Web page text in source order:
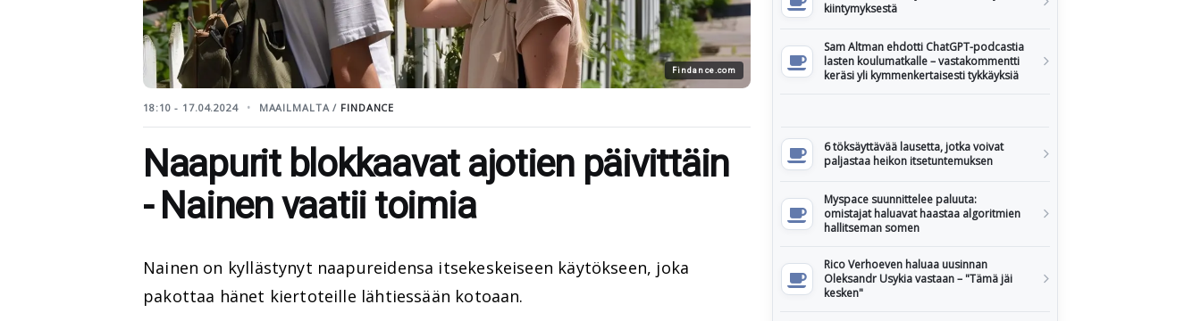
Findance.com
18:10 - 17.04.2024 MAAILMALTA / FINDANCE
Naapurit blokkaavat ajotien päivittäin
- Nainen vaatii toimia
Nainen on kyllästynyt naapureidensa itsekeskeiseen käytökseen, joka
pakottaa hänet kiertoteille lähtiessään kotoaan.
kiintymyksestä
Sam Altman ehdotti ChatGPT-podcastia
lasten koulumatkalle – vastakommentti
keräsi yli kymmenkertaisesti tykkäyksiä
6 töksäyttävää lausetta, jotka voivat
paljastaa heikon itsetuntemuksen
Myspace suunnittelee paluuta:
omistajat haluavat haastaa algoritmien
hallitseman somen
Rico Verhoeven haluaa uusinnan
Oleksandr Usykia vastaan – "Tämä jäi
kesken"